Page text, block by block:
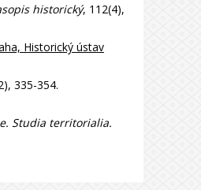
historický, 112(4),
Historický ústav
335-354.
Studia territorialia.